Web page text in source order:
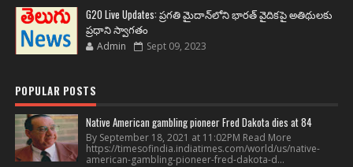
G20 Live Updates: ప్రగతి మైదాన్‌లోని భారత్ వైదికపై అతిథులకు
ప్రధాని స్వాగతం
Admin Sept 09, 2023
POPULAR POSTS
Native American gambling pioneer Fred Dakota dies at 84
By September 18, 2021 at 11:02PM Read More
https://timesofindia.indiatimes.com/world/us/native-
american-gambling-pioneer-fred-dakota-d...